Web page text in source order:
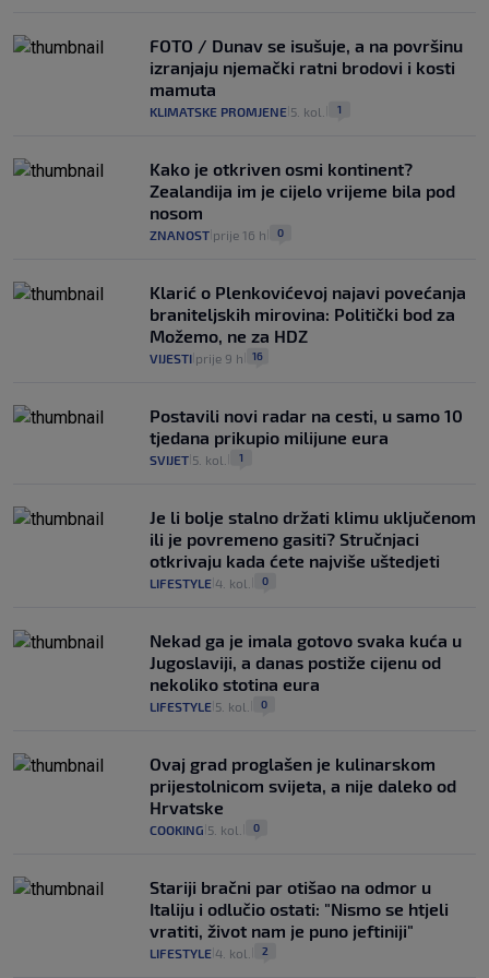
FOTO / Dunav se isušuje, a na površinu
izranjaju njemački ratni brodovi i kosti
mamuta
KLIMATSKE PROMJENE 5. kol. 1
Kako je otkriven osmi kontinent?
Zealandija im je cijelo vrijeme bila pod
nosom
ZNANOST prije 16 h 0
Klarić o Plenkovićevoj najavi povećanja
braniteljskih mirovina: Politički bod za
Možemo, ne za HDZ
VIJESTI prije 9 h 16
Postavili novi radar na cesti, u samo 10
tjedana prikupio milijune eura
SVIJET 5. kol. 1
Je li bolje stalno držati klimu uključenom
ili je povremeno gasiti? Stručnjaci
otkrivaju kada ćete najviše uštedjeti
LIFESTYLE 4. kol. 0
Nekad ga je imala gotovo svaka kuća u
Jugoslaviji, a danas postiže cijenu od
nekoliko stotina eura
LIFESTYLE 5. kol. 0
Ovaj grad proglašen je kulinarskom
prijestolnicom svijeta, a nije daleko od
Hrvatske
COOKING 5. kol. 0
Stariji bračni par otišao na odmor u
Italiju i odlučio ostati: "Nismo se htjeli
vratiti, život nam je puno jeftiniji"
LIFESTYLE 4. kol. 2